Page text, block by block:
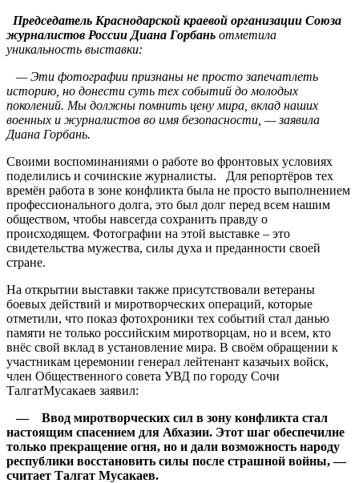
Председатель Краснодарской краевой организации Союза
журналистов России Диана Горбань отметила
уникальность выставки:
— Эти фотографии признаны не просто запечатлеть
историю, но донести суть тех событий до молодых
поколений. Мы должны помнить цену мира, вклад наших
военных и журналистов во имя безопасности, — заявила
Диана Горбань.
Своими воспоминаниями о работе во фронтовых условиях
поделились и сочинские журналисты. Для репортёров тех
времён работа в зоне конфликта была не просто выполнением
профессионального долга, это был долг перед всем нашим
обществом, чтобы навсегда сохранить правду о
происходящем. Фотографии на этой выставке – это
свидетельства мужества, силы духа и преданности своей
стране.
На открытии выставки также присутствовали ветераны
боевых действий и миротворческих операций, которые
отметили, что показ фотохроники тех событий стал данью
памяти не только российским миротворцам, но и всем, кто
внёс свой вклад в установление мира. В своём обращении к
участникам церемонии генерал лейтенант казачьих войск,
член Общественного совета УВД по городу Сочи
ТалгатМусакаев заявил:
— Ввод миротворческих сил в зону конфликта стал
настоящим спасением для Абхазии. Этот шаг обеспечилне
только прекращение огня, но и дали возможность народу
республики восстановить силы после страшной войны, —
считает Талгат Мусакаев.